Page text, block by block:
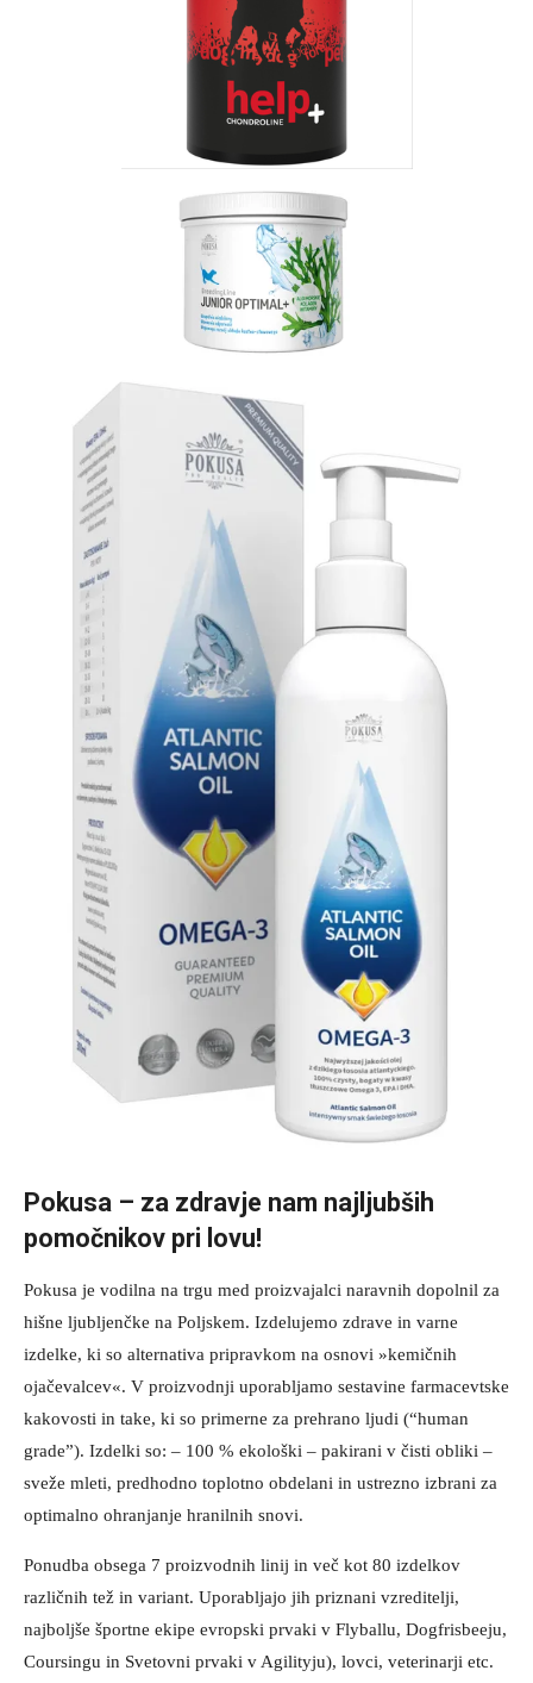
Pokusa – za zdravje nam najljubših
pomočnikov pri lovu!
Pokusa je vodilna na trgu med proizvajalci naravnih dopolnil za
hišne ljubljenčke na Poljskem. Izdelujemo zdrave in varne
izdelke, ki so alternativa pripravkom na osnovi »kemičnih
ojačevalcev«. V proizvodnji uporabljamo sestavine farmacevtske
kakovosti in take, ki so primerne za prehrano ljudi (“human
grade”). Izdelki so: – 100 % ekološki – pakirani v čisti obliki –
sveže mleti, predhodno toplotno obdelani in ustrezno izbrani za
optimalno ohranjanje hranilnih snovi.
Ponudba obsega 7 proizvodnih linij in več kot 80 izdelkov
različnih tež in variant. Uporabljajo jih priznani vzreditelji,
najboljše športne ekipe evropski prvaki v Flyballu, Dogfrisbeeju,
Coursingu in Svetovni prvaki v Agilityju), lovci, veterinarji etc.